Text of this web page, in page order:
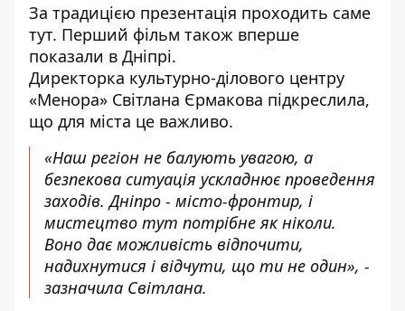
За традицією презентація проходить саме
тут. Перший фільм також вперше
показали в Дніпрі.
Директорка культурно-ділового центру
«Менора» Світлана Єрмакова підкреслила,
що для міста це важливо.
«Наш регіон не балують увагою, а
безпекова ситуація ускладнює проведення
заходів. Дніпро - місто-фронтир, і
мистецтво тут потрібне як ніколи.
Воно дає можливість відпочити,
надихнутися і відчути, що ти не один», -
зазначила Світлана.